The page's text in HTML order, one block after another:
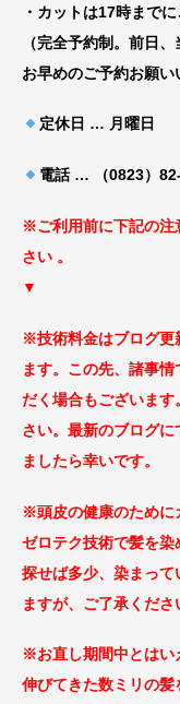
・カットは17時までに
（完全予約制。前日
お早めのご予約お願い
定休日 … 月曜日
電話 … （0823）
※ご利用前に下記の注
さい 。
▼
※技術料金はブログ更
ます。この先、諸事情
だく場合もございます
さい。最新のブログ
ましたら幸いです。
※頭皮の健康のために
ゼロテク技術で髪を染
探せば多少、染まって
ますが、ご了承くださ
※お直し期間中とはい
伸びてきた数ミリの